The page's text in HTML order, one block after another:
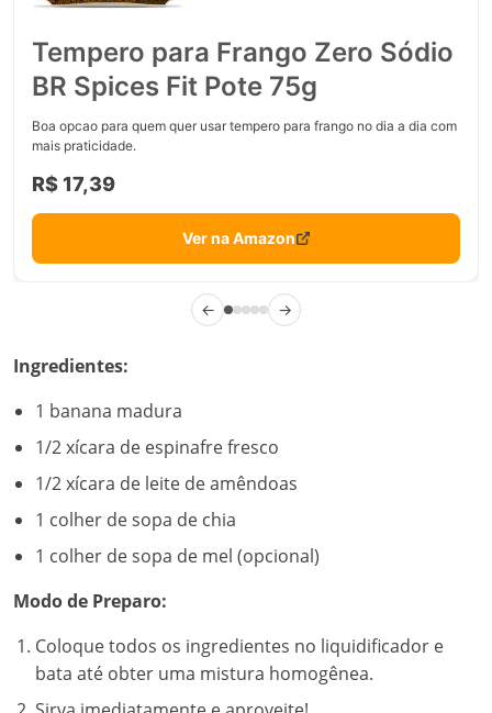
Tempero para Frango Zero Sódio
BR Spices Fit Pote 75g
Boa opcao para quem quer usar tempero para frango no dia a dia com
mais praticidade.
R$ 17,39
Ver na Amazon
← →
Ingredientes:
1 banana madura
1/2 xícara de espinafre fresco
1/2 xícara de leite de amêndoas
1 colher de sopa de chia
1 colher de sopa de mel (opcional)
Modo de Preparo:
Coloque todos os ingredientes no liquidificador e
bata até obter uma mistura homogênea.